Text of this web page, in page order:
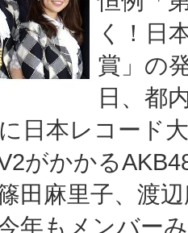
く！日
賞」の
日、都
日本レコード
がかかる
田麻里子、渡
年もメンバー